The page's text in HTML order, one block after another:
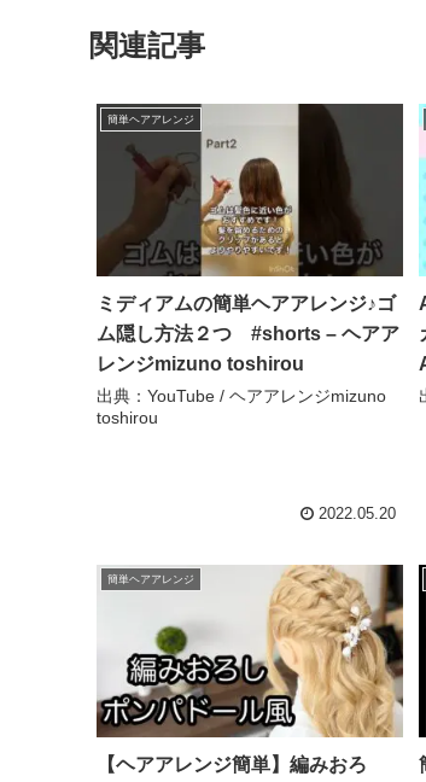
関連記事
簡単ヘアアレンジ
ミディアムの簡単ヘアアレンジ♪ゴ
ム隠し方法２つ #shorts – ヘアア
レンジmizuno toshirou
出典：YouTube / ヘアアレンジmizuno
toshirou
2022.05.20
簡単ヘアアレンジ
【ヘアアレンジ簡単】編みおろ